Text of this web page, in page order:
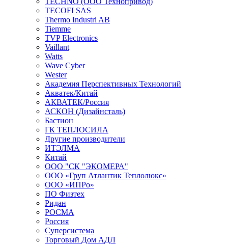
TECOFI SAS
Thermo Industri AB
Tiemme
TVP Electronics
Vaillant
Watts
Wave Cyber
Wester
Академия Перспективных Технологий
Акватек/Китай
АКВАТЕК/Россия
АСКОН (Дизайнсталь)
Бастион
ГК ТЕПЛОСИЛА
Другие производители
ИТЭЛМА
Китай
ООО "СК "ЭКОМЕРА"
ООО «Груп Атлантик Теплолюкс»
ООО «ИПРо»
ПО Физтех
Ридан
РОСМА
Россия
Суперсистема
Торговый Дом АДЛ